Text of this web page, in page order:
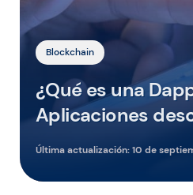
Blockchain
¿Qué es una
Aplicaciones
Última actualización:10 de